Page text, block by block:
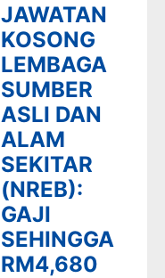
JAWATAN
KOSONG
LEMBAGA
SUMBER
ASLI DAN
ALAM
SEKITAR
(NREB):
GAJI
SEHINGGA
RM4,680